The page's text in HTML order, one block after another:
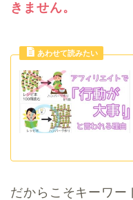
きません。
だからこそキーワー